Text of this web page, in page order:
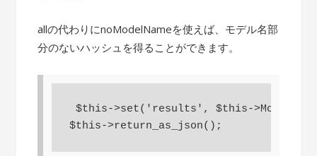
allの代わりにnoModelNameを使えば、モデル名部
分のないハッシュを得ることができます。
$this->set('results', $this->Model-
$this->return_as_json();